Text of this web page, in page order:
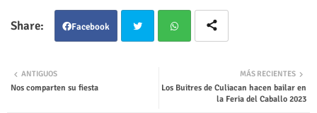
Facebook
tsap
MÁS RECIENTES
Los Buitres de Culiacan hacen bailar en
la Feria del Caballo 2023
ANTIGUOS
Nos comparten su fiesta